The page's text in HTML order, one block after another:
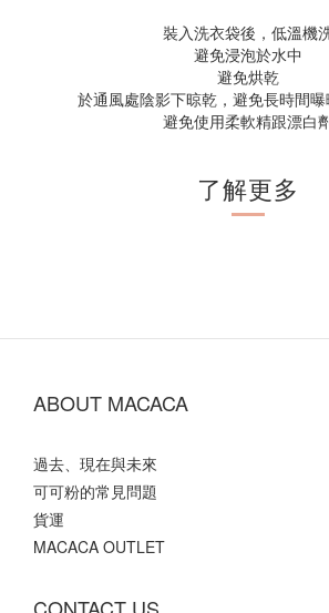
裝入洗衣袋後，低溫機
避免浸泡於水中
避免烘乾
於通風處陰影下晾乾，避免長時間
避免使用柔軟精跟漂白
了解更多
ABOUT MACACA
過去、現在與未來
可可粉的常見問題
貨運
MACACA OUTLET
CONTACT US